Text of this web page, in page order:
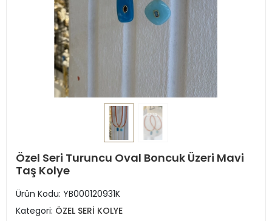
Özel Seri Turuncu Oval Boncuk Üzeri Mavi
Taş Kolye
Ürün Kodu: YB000120931K
Kategori: ÖZEL SERİ KOLYE